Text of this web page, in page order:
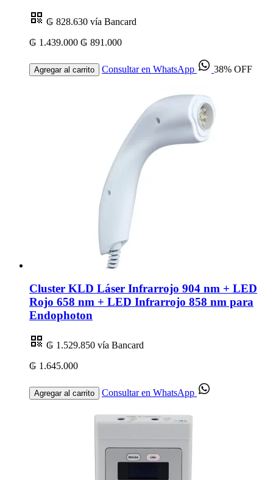
₲ 828.630 vía Bancard
₲ 1.439.000 ₲ 891.000
Agregar al carrito Consultar en WhatsApp 38% OFF
Cluster KLD Láser Infrarrojo 904 nm + LED
Rojo 658 nm + LED Infrarrojo 858 nm para
Endophoton
₲ 1.529.850 vía Bancard
₲ 1.645.000
Agregar al carrito Consultar en WhatsApp